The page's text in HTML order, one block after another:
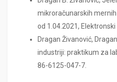
mikroračunarskih
od 1.04.2021,
Dragan Živanović,
industriji: praktikum za
86-6125-047-7.